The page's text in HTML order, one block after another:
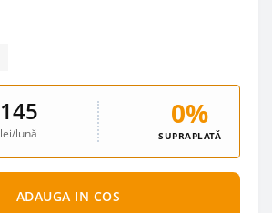
145
lei/lună
0%
SUPRAPLATĂ
ADAUGA IN COS